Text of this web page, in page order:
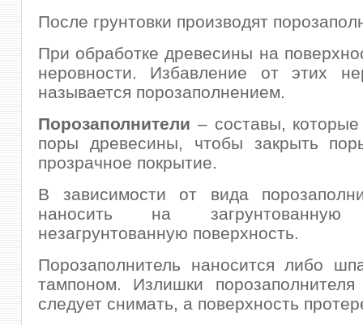
После грунтовки производят
При обработке древесины на
неровности. Избавление от этих
называется порозаполнением.
Порозаполнители – составы,
поры древесины, чтобы закрыть
прозрачное покрытие.
В зависимости от вида
наносить на
незагрунтованную поверхность.
Порозаполнитель наносится либо
тампоном. Излишки порозаполнителя
следует снимать, а поверхность